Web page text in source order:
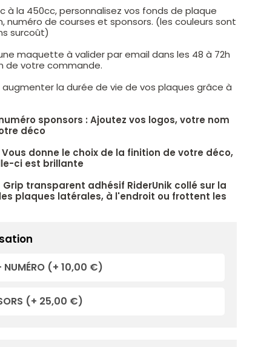
à la 450cc, personnalisez vos fonds de plaque
numéro de courses et sponsors. (les couleurs sont
surcoût)
maquette à valider par email dans les 48 à 72h
de votre commande.
la durée de vie de vos plaques grâce à
sponsors : Ajoutez vos logos, votre nom
déco
donne le choix de la finition de votre déco,
ci est brillante
transparent adhésif RiderUnik collé sur la
plaques latérales, à l'endroit ou frottent les
NUMÉRO (+ 10,00 €)
(+ 25,00 €)